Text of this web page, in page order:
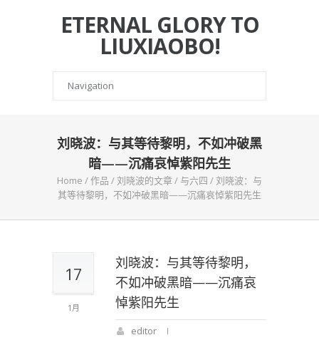
ETERNAL GLORY TO
LIUXIAOBO!
刘晓波：与其等待黎明，不如冲破黑
暗——沉痛哀悼紫阳先生
Home /作品 /刘晓波的文章/ 与六四 /刘晓波：与
其等待黎明，不如冲破黑暗——沉痛哀悼紫阳先生
17
1月
刘晓波：与其等待黎明，
不如冲破黑暗——沉痛哀
悼紫阳先生
editor